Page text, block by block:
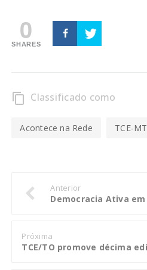
0
SHARES
content_copy Classificado como
Acontece na Rede TCE-MT
Anterior
Próxima